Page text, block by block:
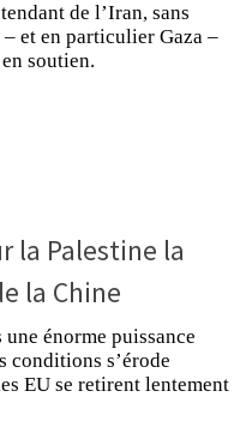
de l’Iran, sans
et en particulier Gaza –
soutien.
la Palestine la
la Chine
énorme puissance
conditions s’érode
EU se retirent lentement